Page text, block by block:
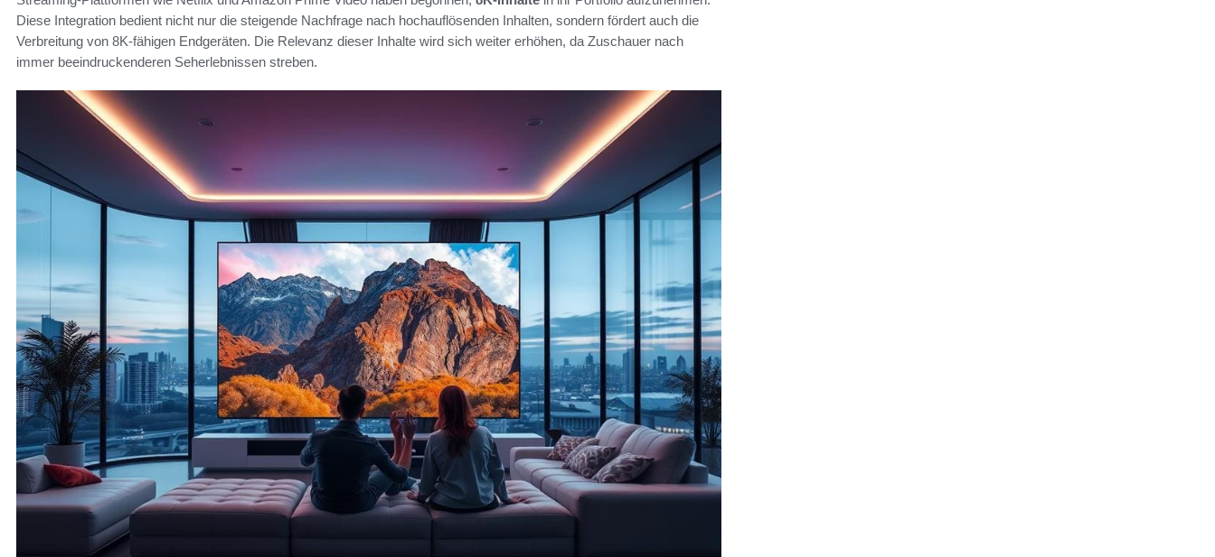
Diese Integration bedient nicht nur die steigende Nachfrage nach hochauflösenden Inhalten, sondern fördert auch die
Verbreitung von 8K-fähigen Endgeräten. Die Relevanz dieser Inhalte wird sich weiter erhöhen, da Zuschauer nach
immer beeindruckenderen Seherlebnissen streben.